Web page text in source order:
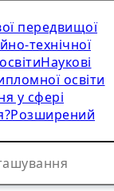
передвищої
технічної
Наукові
освіти
у сфері
Розширений